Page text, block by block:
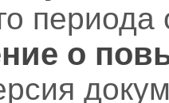
периода
о